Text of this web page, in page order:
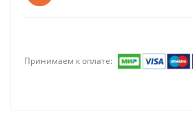
Принимаем к оплате: